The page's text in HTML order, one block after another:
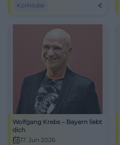
Ein Abend voller Humor und
Komödie €
Wolfgang Krebs – Bayern liebt
dich
17. Jun 2026